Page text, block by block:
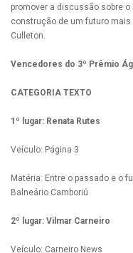
promover a discussão sobre
construção de um futuro mais
Culleton.
Vencedores do 3º Prêmio
CATEGORIA TEXTO
1º lugar: Renata Rutes
Veículo: Página 3
Matéria: Entre o passado e o
Balneário Camboriú
2º lugar: Vilmar Carneiro
Veículo: Carneiro News